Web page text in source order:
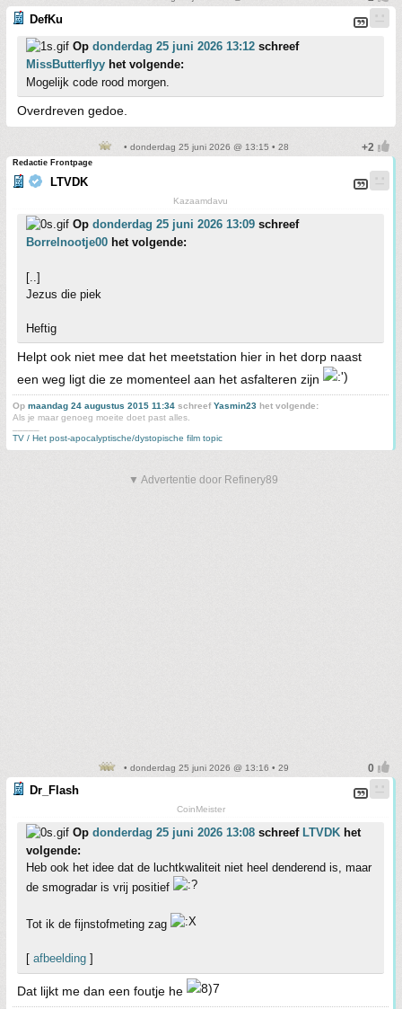
DefKu
Op donderdag 25 juni 2026 13:12 schreef
MissButterflyy het volgende:
Mogelijk code rood morgen.
Overdreven gedoe.
• donderdag 25 juni 2026 @ 13:15 • 28
Redactie Frontpage
LTVDK
Kazaamdavu
Op donderdag 25 juni 2026 13:09 schreef
Borrelnootje00 het volgende:
[..]
Jezus die piek
Heftig
Helpt ook niet mee dat het meetstation hier in het dorp naast
een weg ligt die ze momenteel aan het asfalteren zijn
Op maandag 24 augustus 2015 11:34 schreefYasmin23 het volgende:
Als je maar genoeg moeite doet past alles.
TV / Het post-apocalyptische/dystopische film topic
▼ Advertentie door Refinery89
• donderdag 25 juni 2026 @ 13:16 • 29
Dr_Flash
CoinMeister
Op donderdag 25 juni 2026 13:08 schreef LTVDK het
volgende:
Heb ook het idee dat de luchtkwaliteit niet heel denderend is, maar
de smogradar is vrij positief
Tot ik de fijnstofmeting zag
[ afbeelding ]
Dat lijkt me dan een foutje he